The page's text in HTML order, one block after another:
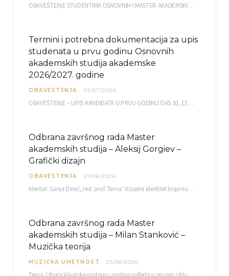
OBAVEŠTENjE STUDENTIMA OSNOVNIH I MASTER AKADEMSKIH STUDIJA ELEKTRONSKA PRIJAVA ISPITA za septembarski ispitni rok za…
Termini i potrebna dokumentacija za upis
studenata u prvu godinu Osnovnih
akademskih studija akademske
2026/2027. godine
OBAVESTENJA 02/07/2026
OBAVEŠTENjE – UPIS KANDIDATA U PRVU GODINU OAS 10, 13, 14, 15. i…
Odbrana završnog rada Master
akademskih studija – Aleksij Gorgiev –
Grafički dizajn
OBAVESTENJA 25/06/2026
Mentor: Sanja Dević, red. prof. Tema: Vizuelni identitet linije nutricionističkih proizvoda Vita+: Od ambalaže do multimedijalne komunikacije Petak, 03. 07.…
Odbrana završnog rada Master
akademskih studija – Milan Stanković –
Muzička teorija
MUZIČKA UMETNOST 25/06/2026